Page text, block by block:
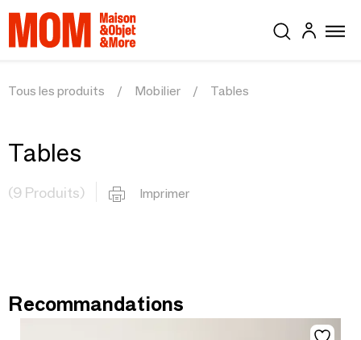
Tous les produits Mobilier Tables
Tables
(9 Produits) Imprimer
Recommandations